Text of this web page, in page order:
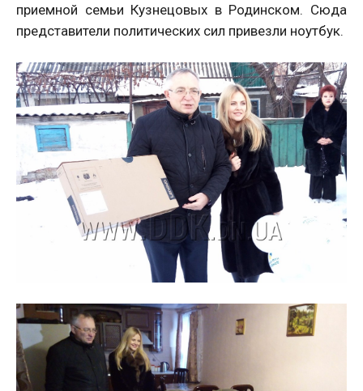
приемной семьи Кузнецовых в Родинском. Сюда
представители политических сил привезли ноутбук.